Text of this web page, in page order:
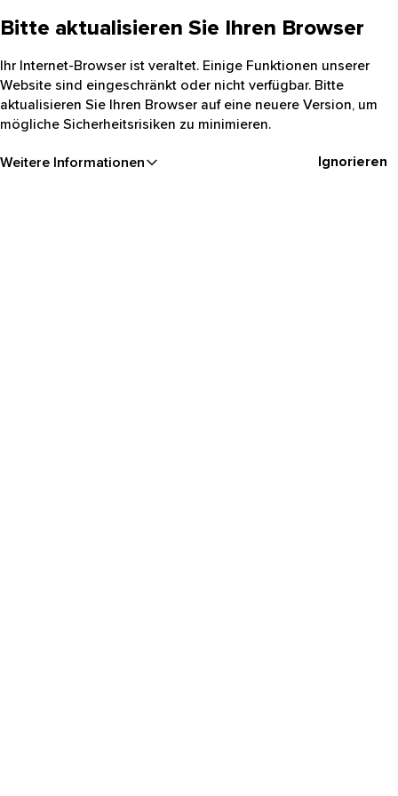
Bitte aktualisieren Sie Ihren Browser
Ihr Internet-Browser ist veraltet. Einige Funktionen unserer
Website sind eingeschränkt oder nicht verfügbar. Bitte
aktualisieren Sie Ihren Browser auf eine neuere Version, um
mögliche Sicherheitsrisiken zu minimieren.
Weitere Informationen Ignorieren